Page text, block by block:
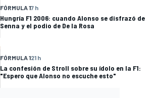
FÓRMULA 17 h
Hungría F1 2006: cuando Alonso se disfrazó de
Senna y el podio de De la Rosa
FÓRMULA 121 h
La confesión de Stroll sobre su ídolo en la F1:
"Espero que Alonso no escuche esto"